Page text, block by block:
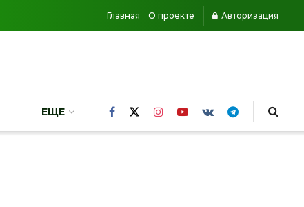
Главная О проекте Авторизация
ЕЩЕ